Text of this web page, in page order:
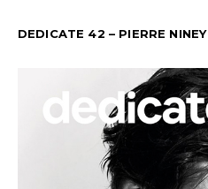
DEDICATE 42 – PIERRE NINEY